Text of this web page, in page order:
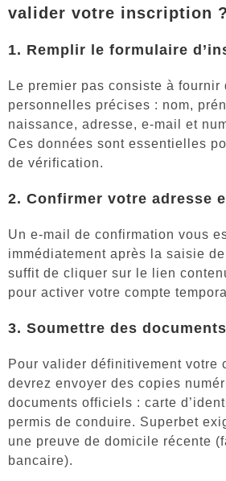
valider votre inscription ?
1. Remplir le formulaire
Le premier pas consiste à fournir
personnelles précises : nom,
naissance, adresse, e-mail et
Ces données sont essentielles
de vérification.
2. Confirmer votre adresse
Un e-mail de confirmation vous
immédiatement après la saisie de
suffit de cliquer sur le lien
pour activer votre compte
3. Soumettre des
Pour valider définitivement votre
devrez envoyer des copies
documents officiels : carte
permis de conduire. Superbet
une preuve de domicile récente
bancaire).